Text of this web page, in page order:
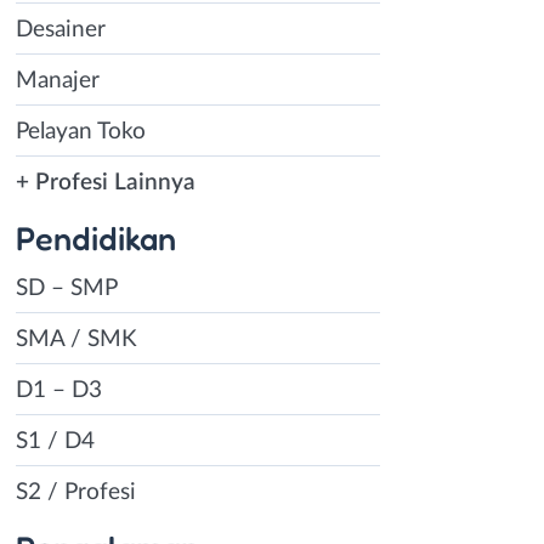
Desainer
Manajer
Pelayan Toko
+ Profesi Lainnya
Pendidikan
SD – SMP
SMA / SMK
D1 – D3
S1 / D4
S2 / Profesi